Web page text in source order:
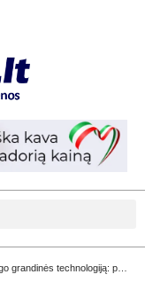
pakaks mygtuko paspaudimo